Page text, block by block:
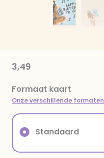
3,49
Formaat kaart
Onze verschillende formaten
Standaard